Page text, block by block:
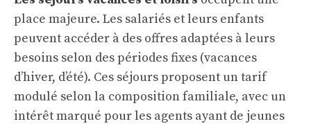
place majeure. Les salariés et leurs enfants
peuvent accéder à des offres adaptées à leurs
besoins selon des périodes fixes (vacances
d’hiver, d’été). Ces séjours proposent un tarif
modulé selon la composition familiale, avec un
intérêt marqué pour les agents ayant de jeunes